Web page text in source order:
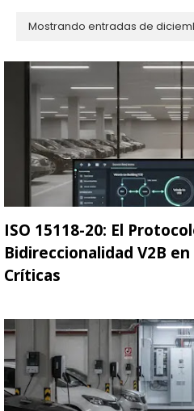
Mostrando entradas de
ISO 15118-20: El
Bidireccionalidad V2B
Críticas